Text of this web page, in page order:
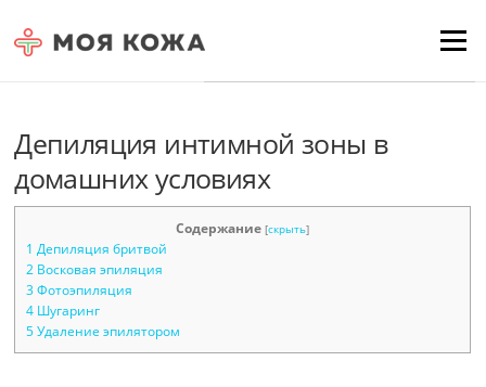
Menu
Депиляция интимной зоны в
домашних условиях
Содержание [скрыть]
1 Депиляция бритвой
2 Восковая эпиляция
3 Фотоэпиляция
4 Шугаринг
5 Удаление эпилятором
Для любых предложений по